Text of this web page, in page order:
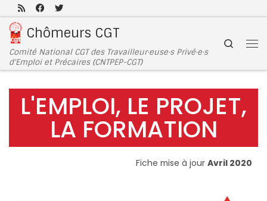
Passer au contenu
Chômeurs CGT
Comité National CGT des Travailleur·euse·s Privé·e·s
d'Emploi et Précaires (CNTPEP-CGT)
Search
L'EMPLOI, LE PROJET,
LA FORMATION
Fiche mise à jour Avril 2020